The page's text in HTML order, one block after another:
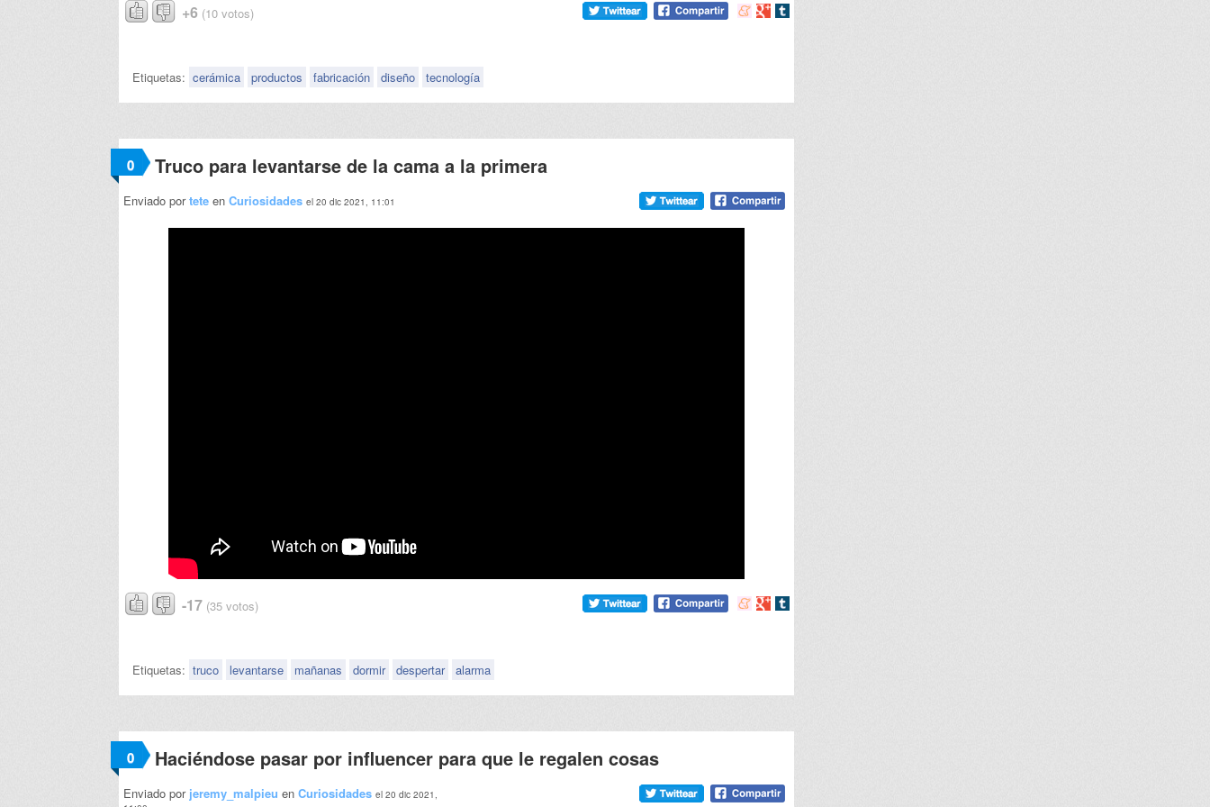
+6 (10 votos)
Compartir
Compartir
Compartir
Etiquetas: cerámica productos fabricación diseño tecnología
0 Truco para levantarse de la cama a la primera
Enviado portete en Curiosidades el 20 dic 2021, 11:01
-17 (35 votos)
Compartir
Compartir
Compartir
Etiquetas: truco levantarse mañanas dormir despertar alarma
0 Haciéndose pasar por influencer para que le regalen cosas
Enviado por jeremy_malpieu en Curiosidades el 20 dic 2021,